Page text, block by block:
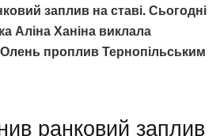
заплив на ставі.Сьогодні
Аліна Ханіна виклала
Олень проплив Тернопільським
ранковий заплив